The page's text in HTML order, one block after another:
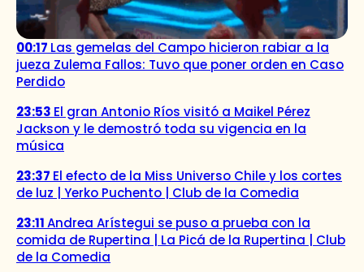
00:17 Las gemelas del Campo hicieron rabiar a la
jueza Zulema Fallos: Tuvo que poner orden en Caso
Perdido
23:53 El gran Antonio Ríos visitó a Maikel Pérez
Jackson y le demostró toda su vigencia en la
música
23:37 El efecto de la Miss Universo Chile y los cortes
de luz | Yerko Puchento | Club de la Comedia
23:11Andrea Arístegui se puso a prueba con la
comida de Rupertina | La Picá de la Rupertina | Club
de la Comedia